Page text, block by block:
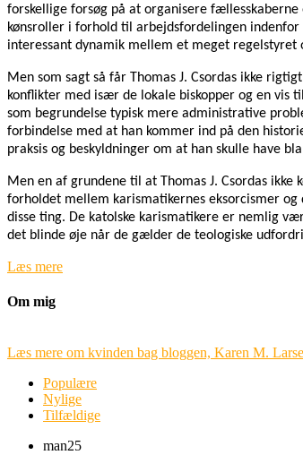
forskellige forsøg på at organisere
kønsroller i forhold til arbejdsfordelingen
interessant dynamik mellem et meget
Men som sagt så får Thomas J. Csordas ikke
konflikter med især de lokale biskopper og en
som begrundelse typisk mere administrative
forbindelse med at han kommer ind på den
praksis og beskyldninger om at han skulle have
Men en af grundene til at Thomas J. Csordas
forholdet mellem karismatikernes eksorcismer
disse ting. De katolske karismatikere er nemlig
det blinde øje når de gælder de teologiske
Læs mere
Om mig
Læs mere om kvinden bag bloggen, Karen M.
Populære
Nylige
Tilfældige
man25